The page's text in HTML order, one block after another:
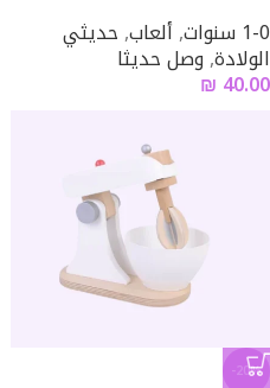
1-0 سنوات ,ألعاب,حديثي
الولادة,وصل حديثا
₪ 40.00
-20%